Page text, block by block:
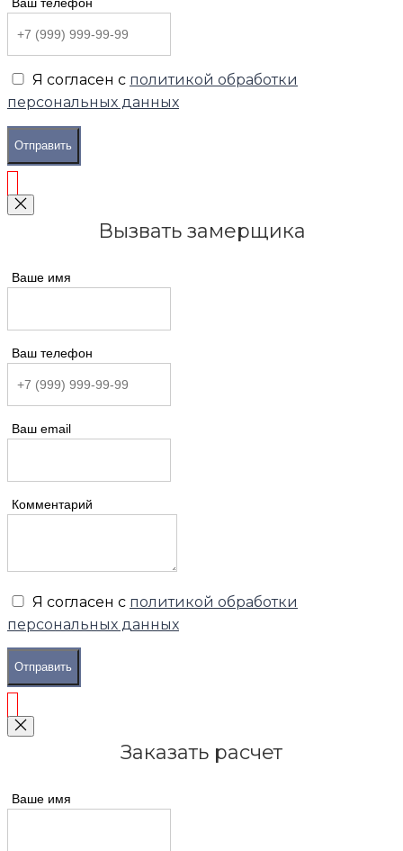
Я согласен с политикой обработки
персональных данных
Отправить
Вызвать замерщика
Ваше имя
Ваш телефон
Ваш email
Комментарий
Я согласен с политикой обработки
персональных данных
Отправить
Заказать расчет
Ваше имя